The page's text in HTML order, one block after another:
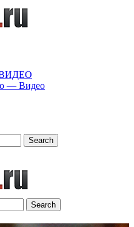
— Видео
Search
Search